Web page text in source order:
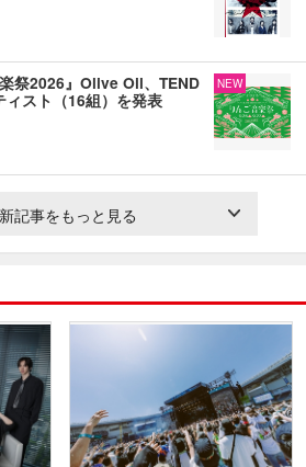
祭2026』Olive Oil、TEND
スト（16組）を発表
NEW
記事をもっと見る